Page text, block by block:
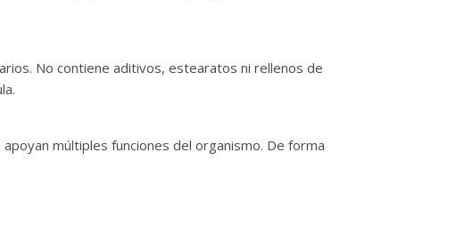
No contiene aditivos, estearatos ni rellenos de
múltiples funciones del organismo. De forma